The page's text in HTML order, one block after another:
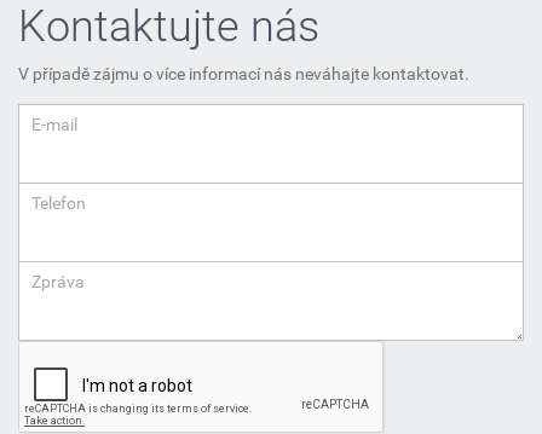
Kontaktujte nás
V případě zájmu o více informací nás neváhajte kontaktovat.
E-mail
Telefon
Zpráva